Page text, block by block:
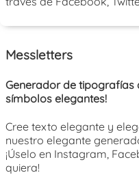
Messletters
Generador de tipografías
símbolos elegantes!
Cree texto elegante y
nuestro elegante
¡Úselo en Instagram,
quiera!